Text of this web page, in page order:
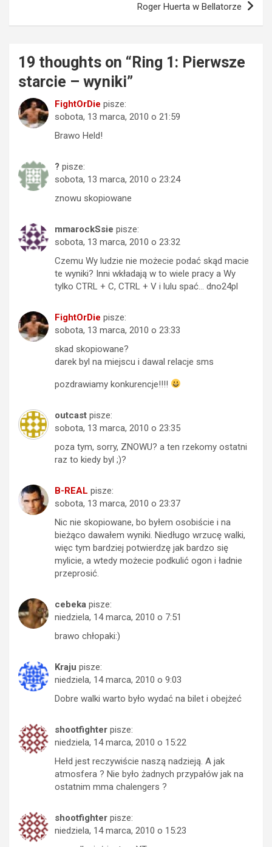
Roger Huerta w Bellatorze
19 thoughts on “ Ring 1: Pierwsze
starcie – wyniki”
FightOrDie pisze:
sobota, 13 marca, 2010 o 21:59
Brawo Held!
? pisze:
sobota, 13 marca, 2010 o 23:24
znowu skopiowane
mmarockSsie pisze:
sobota, 13 marca, 2010 o 23:32
Czemu Wy ludzie nie możecie podać skąd macie
te wyniki? Inni wkładają w to wiele pracy a Wy
tylko CTRL + C, CTRL + V i lulu spać… dno24pl
FightOrDie pisze:
sobota, 13 marca, 2010 o 23:33
skad skopiowane?
darek byl na miejscu i dawal relacje sms
pozdrawiamy konkurencje!!!!
outcast pisze:
sobota, 13 marca, 2010 o 23:35
poza tym, sorry, ZNOWU? a ten rzekomy ostatni
raz to kiedy byl ;)?
B-REAL pisze:
sobota, 13 marca, 2010 o 23:37
Nic nie skopiowane, bo byłem osobiście i na
bieżąco dawałem wyniki. Niedługo wrzucę walki,
więc tym bardziej potwierdzę jak bardzo się
mylicie, a wtedy możecie podkulić ogon i ładnie
przeprosić.
cebeka pisze:
niedziela, 14 marca, 2010 o 7:51
brawo chłopaki:)
Kraju pisze:
niedziela, 14 marca, 2010 o 9:03
Dobre walki warto było wydać na bilet i obejżeć
shootfighter pisze:
niedziela, 14 marca, 2010 o 15:22
Hełd jest reczywiście naszą nadzieją. A jak
atmosfera ? Nie było żadnych przypałów jak na
ostatnim mma chalengers ?
shootfighter pisze:
niedziela, 14 marca, 2010 o 15:23